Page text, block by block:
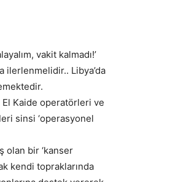
vakit kalmadı!’
ilerlenmelidir.. Libya’da
Kaide operatörleri ve
sinsi ‘operasyonel
olan bir ‘kanser
kendi topraklarında